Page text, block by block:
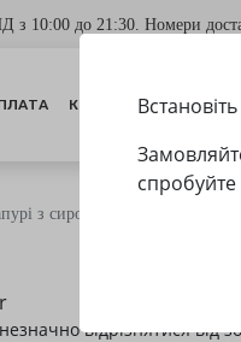
з 10:00 до 21:30. Номери
КОНТАКТИ
з сиром
відрізнятися від